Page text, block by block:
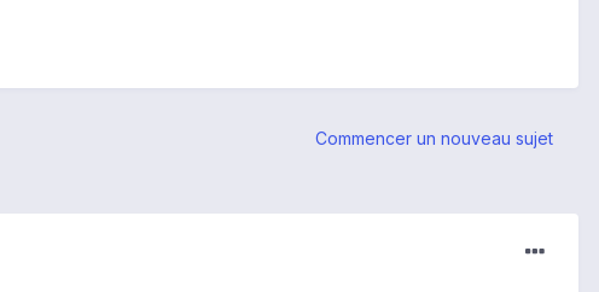
Commencer un nouveau sujet